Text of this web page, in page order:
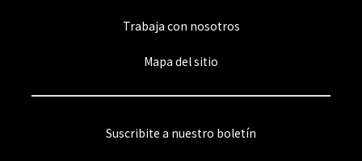
Trabaja con nosotros
Mapa del sitio
Suscribite a nuestro boletín